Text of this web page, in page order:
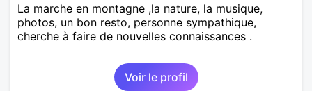
La marche en montagne ,la nature, la musique,
photos, un bon resto, personne sympathique,
cherche à faire de nouvelles connaissances .
Voir le profil